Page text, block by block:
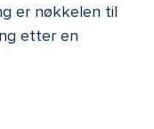
er nøkkelen til
etter en